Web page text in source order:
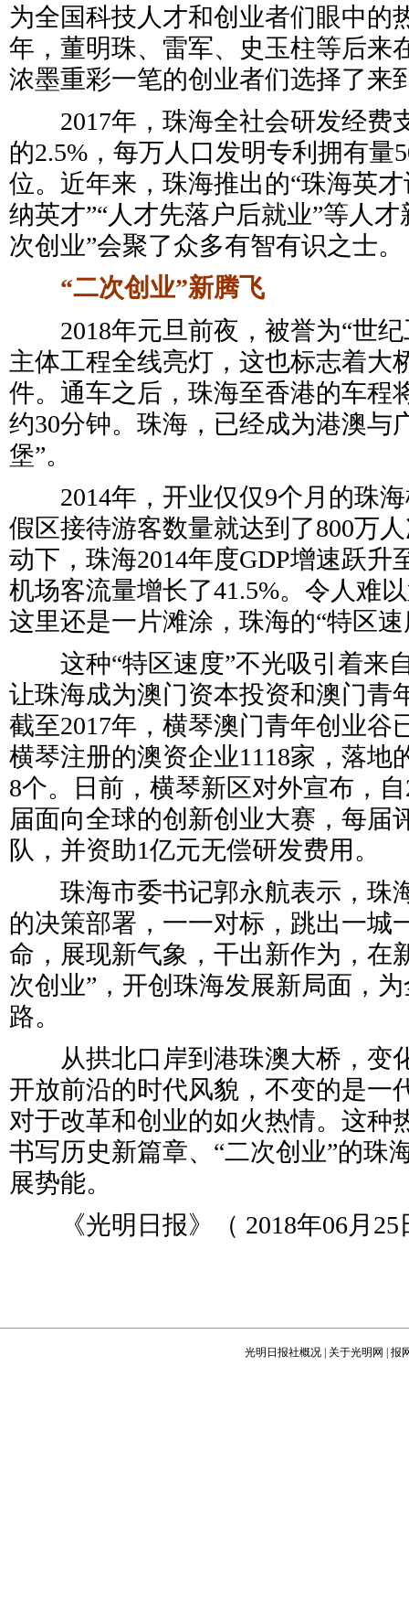
为全国科技人才和创业者们眼中的
年，董明珠、雷军、史玉柱等后来
浓墨重彩一笔的创业者们选择了来
2017年，珠海全社会研发经费
的2.5%，每万人口发明专利拥有量
位。近年来，珠海推出的“珠海英才
纳英才”“人才先落户后就业”等人
次创业”会聚了众多有智有识之士。
“二次创业”新腾飞
2018年元旦前夜，被誉为“世纪
主体工程全线亮灯，这也标志着大
件。通车之后，珠海至香港的车程
约30分钟。珠海，已经成为港澳与
堡”。
2014年，开业仅仅9个月的珠海
假区接待游客数量就达到了800万
动下，珠海2014年度GDP增速跃升
机场客流量增长了41.5%。令人难
这里还是一片滩涂，珠海的“特区
这种“特区速度”不光吸引着来
让珠海成为澳门资本投资和澳门青
截至2017年，横琴澳门青年创业谷
横琴注册的澳资企业1118家，落地
8个。日前，横琴新区对外宣布，
届面向全球的创新创业大赛，每届
队，并资助1亿元无偿研发费用。
珠海市委书记郭永航表示，珠
的决策部署，一一对标，跳出一城
命，展现新气象，干出新作为，在
次创业”，开创珠海发展新局面，
路。
从拱北口岸到港珠澳大桥，变
开放前沿的时代风貌，不变的是一
对于改革和创业的如火热情。这种
书写历史新篇章、“二次创业”的珠
展势能。
《光明日报》（ 2018年06月25
光明日报社概况 关于光明网 报